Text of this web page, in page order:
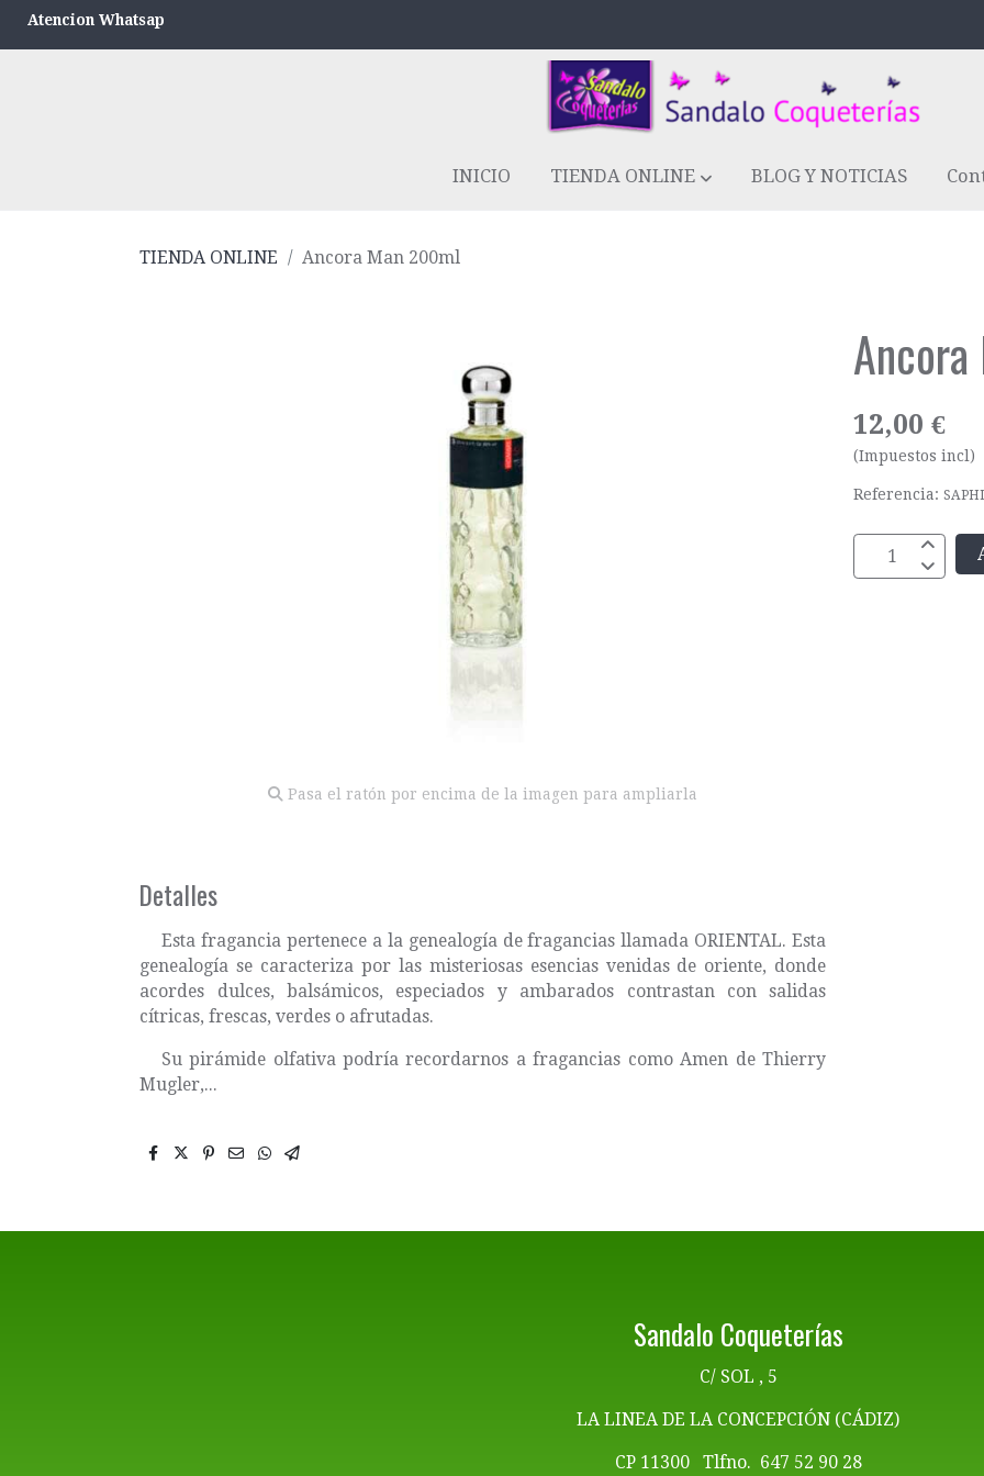
Atencion Whatsap
INICIO TIENDA ONLINE BLOG Y NOTICIAS
TIENDA ONLINE Ancora Man 200ml
Pasa el ratón por encima de la imagen para ampliarla
Detalles
Esta fragancia pertenece a la genealogía de fragancias llamada ORIENTAL. Esta
genealogía se caracteriza por las misteriosas esencias venidas de oriente, donde
acordes dulces, balsámicos, especiados y ambarados contrastan con salidas
cítricas, frescas, verdes o afrutadas.
Su pirámide olfativa podría recordarnos a fragancias como Amen de Thierry
Mugler,...
12,00 €
(Impuestos incl)
Referencia:
Sandalo Coqueterías
C/ SOL , 5
LA LINEA DE LA CONCEPCIÓN (CÁDIZ)
CP 11300 Tlfno. 647 52 90 28